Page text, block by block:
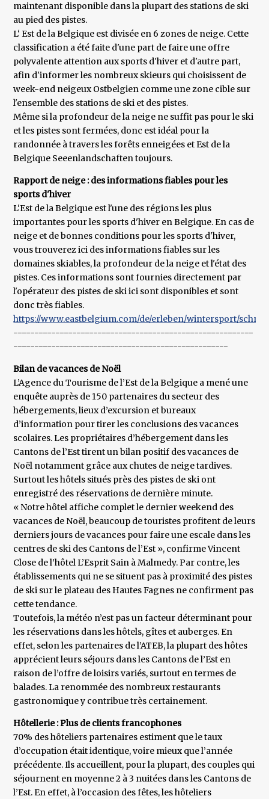
maintenant disponible dans la plupart des stations de ski
au pied des pistes.
L‘ Est de la Belgique est divisée en 6 zones de neige. Cette
classification a été faite d'une part de faire une offre
polyvalente attention aux sports d'hiver et d'autre part,
afin d'informer les nombreux skieurs qui choisissent de
week-end neigeux Ostbelgien comme une zone cible sur
l'ensemble des stations de ski et des pistes.
Même si la profondeur de la neige ne suffit pas pour le ski
et les pistes sont fermées, donc est idéal pour la
randonnée à travers les forêts enneigées et Est de la
Belgique Seeenlandschaften toujours.
Rapport de neige : des informations fiables pour les
sports d'hiver
L‘Est de la Belgique est l'une des régions les plus
importantes pour les sports d'hiver en Belgique. En cas de
neige et de bonnes conditions pour les sports d'hiver,
vous trouverez ici des informations fiables sur les
domaines skiables, la profondeur de la neige et l'état des
pistes. Ces informations sont fournies directement par
l'opérateur des pistes de ski ici sont disponibles et sont
donc très fiables.
https://www.eastbelgium.com/de/erleben/wintersport/
---------------------------------------------------------
---------------------------------------------------
Bilan de vacances de Noël
L’Agence du Tourisme de l’Est de la Belgique a mené une
enquête auprès de 150 partenaires du secteur des
hébergements, lieux d’excursion et bureaux
d’information pour tirer les conclusions des vacances
scolaires. Les propriétaires d’hébergement dans les
Cantons de l’Est tirent un bilan positif des vacances de
Noël notamment grâce aux chutes de neige tardives.
Surtout les hôtels situés près des pistes de ski ont
enregistré des réservations de dernière minute.
« Notre hôtel affiche complet le dernier weekend des
vacances de Noël, beaucoup de touristes profitent de leurs
derniers jours de vacances pour faire une escale dans les
centres de ski des Cantons de l’Est », confirme Vincent
Close de l’hôtel L’Esprit Sain à Malmedy. Par contre, les
établissements qui ne se situent pas à proximité des pistes
de ski sur le plateau des Hautes Fagnes ne confirment pas
cette tendance.
Toutefois, la météo n’est pas un facteur déterminant pour
les réservations dans les hôtels, gîtes et auberges. En
effet, selon les partenaires de l’ATEB, la plupart des hôtes
apprécient leurs séjours dans les Cantons de l’Est en
raison de l’offre de loisirs variés, surtout en termes de
balades. La renommée des nombreux restaurants
gastronomique y contribue très certainement.
Hôtellerie : Plus de clients francophones
70% des hôteliers partenaires estiment que le taux
d’occupation était identique, voire mieux que l’année
précédente. Ils accueillent, pour la plupart, des couples qui
séjournent en moyenne 2 à 3 nuitées dans les Cantons de
l’Est. En effet, à l’occasion des fêtes, les hôteliers